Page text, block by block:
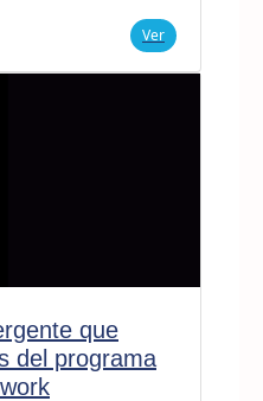
Ver
que
del programa